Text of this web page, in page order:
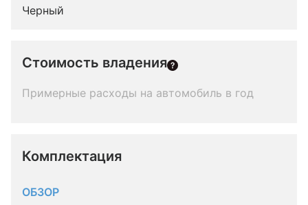
Черный
Стоимость владения
Примерные расходы на автомобиль в год
Комплектация
ОБЗОР